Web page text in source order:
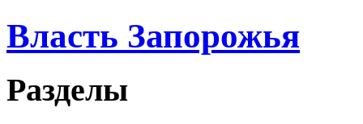
Власть Запорожья
Разделы